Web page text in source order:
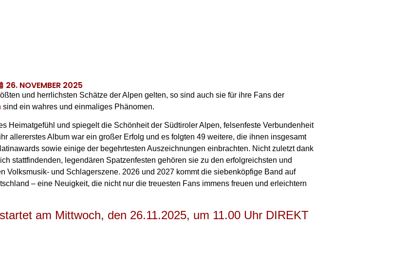
26. NOVEMBER 2025
und herrlichsten Schätze der Alpen gelten, so sind auch sie für ihre Fans der
sind ein wahres und einmaliges Phänomen.
Heimatgefühl und spiegelt die Schönheit der Südtiroler Alpen, felsenfeste Verbundenheit
allererstes Album war ein großer Erfolg und es folgten 49 weitere, die ihnen insgesamt
sowie einige der begehrtesten Auszeichnungen einbrachten. Nicht zuletzt dank
stattfindenden, legendären Spatzenfesten gehören sie zu den erfolgreichsten und
Volksmusik- und Schlagerszene. 2026 und 2027 kommt die siebenköpfige Band auf
– eine Neuigkeit, die nicht nur die treuesten Fans immens freuen und erleichtern
am Mittwoch, den 26.11.2025, um 11.00 Uhr DIREKT